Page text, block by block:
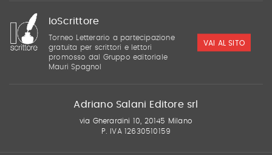
IoScrittore
Torneo Letterario a partecipazione
gratuita per scrittori e lettori
promosso dal Gruppo editoriale
Mauri Spagnol
VAI AL SITO
Adriano Salani Editore srl
via Gherardini 10, 20145 Milano
P. IVA 12630510159